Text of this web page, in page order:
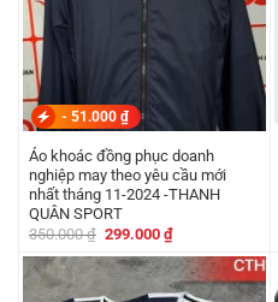
- 51.000 ₫
Áo khoác đồng phục doanh
nghiệp may theo yêu cầu mới
nhất tháng 11-2024 -THANH
QUÂN SPORT
350.000₫ Giá
là:
350.000 ₫.
299.000 ₫Giá
hiện
tại
là:
299.000 ₫.